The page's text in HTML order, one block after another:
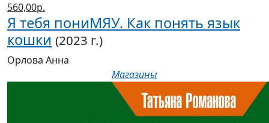
560,00р.
Я тебя пониМЯУ. Как понять язык
кошки (2023 г.)
Орлова Анна
Магазины